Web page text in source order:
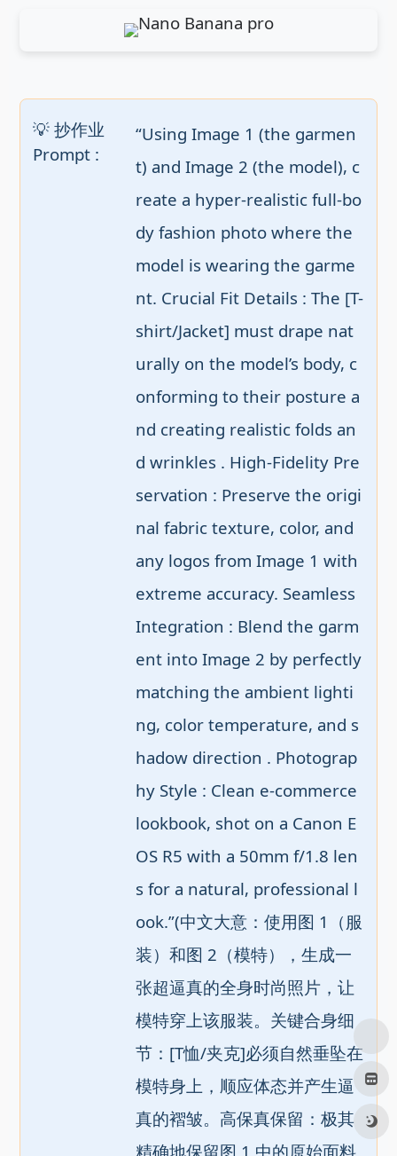
💡 抄作业
Prompt :
“Using Image 1 (the garmen
t) and Image 2 (the model), c
reate a hyper-realistic full-bo
dy fashion photo where the
model is wearing the garme
nt. Crucial Fit Details : The [T-
shirt/Jacket] must drape nat
urally on the model’s body, c
onforming to their posture a
nd creating realistic folds an
d wrinkles . High-Fidelity Pre
servation : Preserve the origi
nal fabric texture, color, and
any logos from Image 1 with
extreme accuracy. Seamless
Integration : Blend the garm
ent into Image 2 by perfectly
matching the ambient lighti
ng, color temperature, and s
hadow direction . Photograp
hy Style : Clean e-commerce
lookbook, shot on a Canon E
OS R5 with a 50mm f/1.8 len
s for a natural, professional l
ook.”(中文大意：使用图 1（服
装）和图 2（模特），生成一
张超逼真的全身时尚照片，让
模特穿上该服装。关键合身细
节：[T恤/夹克]必须自然垂坠在
模特身上，顺应体态并产生逼
真的褶皱。高保真保留：极其
精确地保留图 1 中的原始面料